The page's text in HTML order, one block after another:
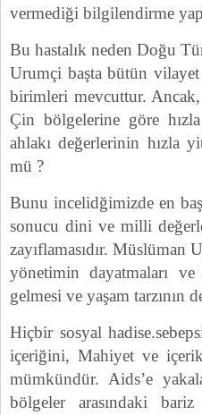
vermediği bilgilendirme
Bu hastalık neden Doğu
Urumçi başta bütün
birimleri mevcuttur.
Çin bölgelerine göre
ahlakı değerlerinin hızla
mü ?
Bunu incelidğimizde en
sonucu dini ve milli
zayıflamasıdır.
yönetimin dayatmaları
gelmesi ve yaşam tarzının
Hiçbir sosyal
içeriğini, Mahiyet ve içerik
mümkündür. Aids’e
bölgeler arasındaki